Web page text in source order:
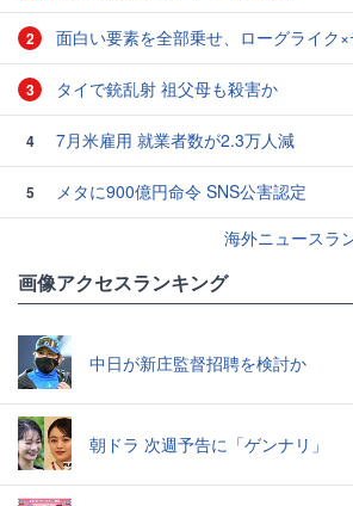
2 面白い要素を全部乗せ、ローグライク×デッキ構築×パーティ制
3 タイで銃乱射 祖父母も殺害か
4 7月米雇用 就業者数が2.3万人減
5
メタに900億円命令 SNS公害認定
海外ニュースラ
画像アクセスランキング
中日が新庄監督招聘を検討か
朝ドラ 次週予告に「ゲンナリ」